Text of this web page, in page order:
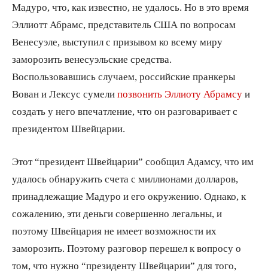
Мадуро, что, как известно, не удалось. Но в это время
Эллиотт Абрамс, представитель США по вопросам
Венесуэле, выступил с призывом ко всему миру
заморозить венесуэльские средства.
Воспользовавшись случаем, российские пранкеры
Вован и Лексус сумели позвонить Эллиоту Абрамсу и
создать у него впечатление, что он разговаривает с
президентом Швейцарии.
Этот “президент Швейцарии” сообщил Адамсу, что им
удалось обнаружить счета с миллионами долларов,
принадлежащие Мадуро и его окружению. Однако, к
сожалению, эти деньги совершенно легальны, и
поэтому Швейцария не имеет возможности их
заморозить. Поэтому разговор перешел к вопросу о
том, что нужно “президенту Швейцарии” для того,